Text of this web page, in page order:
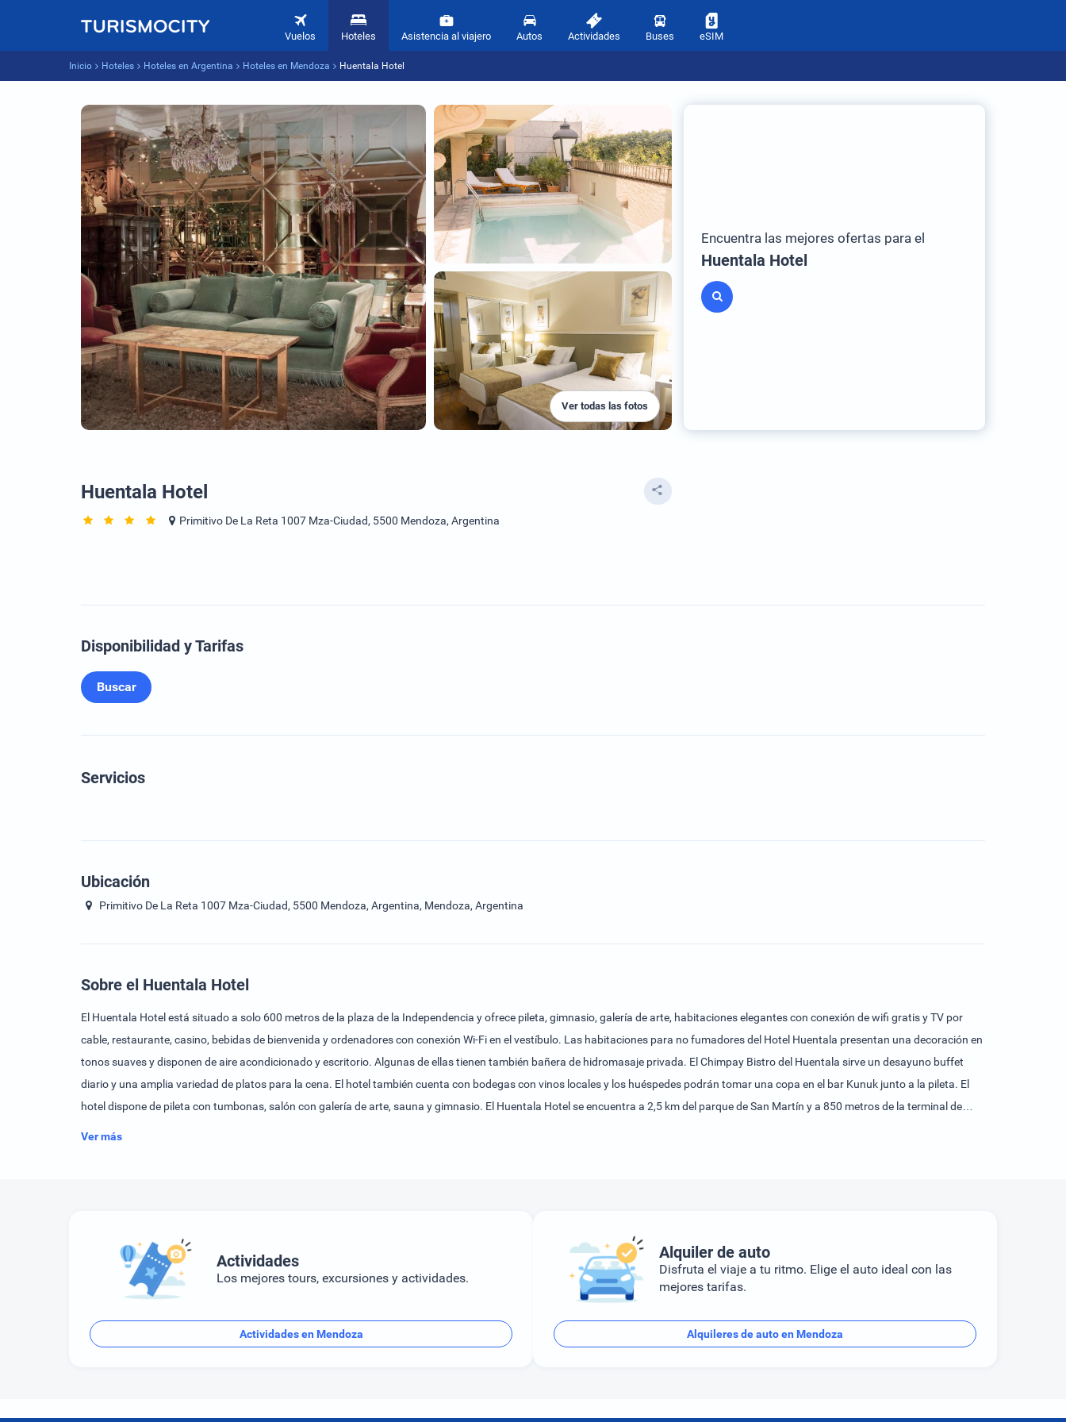
Vuelos Hoteles Asistencia al viajero Autos Actividades Buses eSIM
Inicio Hoteles Hoteles en Argentina Hoteles en Mendoza Huentala Hotel
Ver todas las fotos
Encuentra las mejores ofertas para el
Huentala Hotel
Huentala Hotel
Primitivo De La Reta 1007 Mza-Ciudad, 5500 Mendoza, Argentina
Disponibilidad y Tarifas
Buscar
Servicios
Ubicación
Primitivo De La Reta 1007 Mza-Ciudad, 5500 Mendoza, Argentina, Mendoza, Argentina
Sobre el Huentala Hotel
El Huentala Hotel está situado a solo 600 metros de la plaza de la Independencia y ofrece pileta, gimnasio, galería de arte, habitaciones elegantes con conexión de wifi gratis y TV por
cable, restaurante, casino, bebidas de bienvenida y ordenadores con conexión Wi-Fi en el vestíbulo. Las habitaciones para no fumadores del Hotel Huentala presentan una decoración en
tonos suaves y disponen de aire acondicionado y escritorio. Algunas de ellas tienen también bañera de hidromasaje privada. El Chimpay Bistro del Huentala sirve un desayuno buffet
diario y una amplia variedad de platos para la cena. El hotel también cuenta con bodegas con vinos locales y los huéspedes podrán tomar una copa en el bar Kunuk junto a la pileta. El
hotel dispone de pileta con tumbonas, salón con galería de arte, sauna y gimnasio. El Huentala Hotel se encuentra a 2,5 km del parque de San Martín y a 850 metros de la terminal de
Ver más
Actividades
Los mejores tours, excursiones y actividades.
Actividades en Mendoza
Alquiler de auto
Disfruta el viaje a tu ritmo. Elige el auto ideal con las
mejores tarifas.
Alquileres de auto en Mendoza